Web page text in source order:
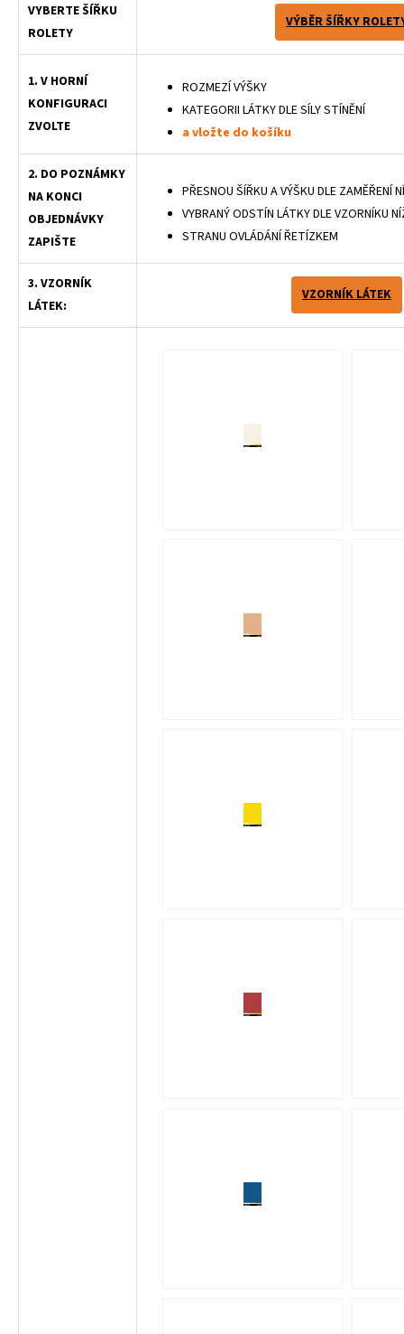
VYBERTE ŠÍŘKU
ROLETY
VÝBĚR ŠÍŘKY
1. V HORNÍ
KONFIGURACI
ZVOLTE
ROZMEZÍ VÝŠKY
KATEGORII LÁTKY DLE SÍLY STÍNĚNÍ
a vložte do košíku
2. DO POZNÁMKY
NA KONCI
OBJEDNÁVKY
ZAPIŠTE
PŘESNOU ŠÍŘKU A VÝŠKU DLE ZAMĚŘENÍ
VYBRANÝ ODSTÍN LÁTKY DLE VZORNÍKU
STRANU OVLÁDÁNÍ ŘETÍZKEM
3. VZORNÍK
LÁTEK:
VZORNÍK LÁTEK